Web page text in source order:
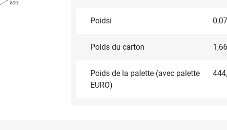
Poidsi
Poids du carton
Poids de la palette (avec palette
EURO)